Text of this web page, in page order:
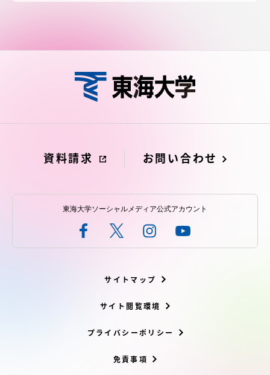
資料請求 お問い合わせ
東海大学ソーシャルメディア公式アカウント
サイトマップ
サイト閲覧環境
プライバシーポリシー
免責事項